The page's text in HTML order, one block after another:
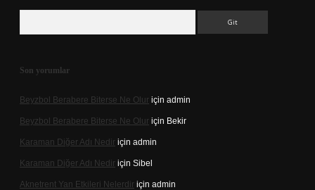
Son yorumlar
Beyzbol Berabere Biterse Ne Olur için admin
Beyzbol Berabere Biterse Ne Olur için Bekir
Karaman Diğer Adı Nedir için admin
Karaman Diğer Adı Nedir için Sibel
Aknetrent Yan Etkileri Nelerdir için admin